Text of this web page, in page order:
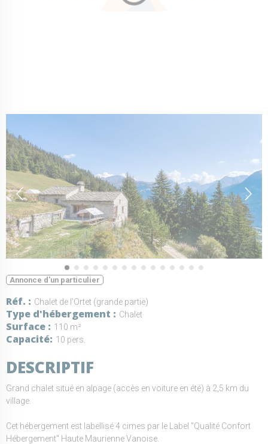
Annonce d'un particulier
Réf. Chalet de l'Ortet (grande partie)
Type d'hébergement Chalet
Surface 110 m²
Capacité 10 pers.
DESCRIPTIF
Grand chalet situé en alpage (accès en voiture en été) à 2,5 km du
village.
Cet hébergement est labellisé 4 cimes par le Label "Qualité Confort
Hébergement" Haute Maurienne Vanoise.